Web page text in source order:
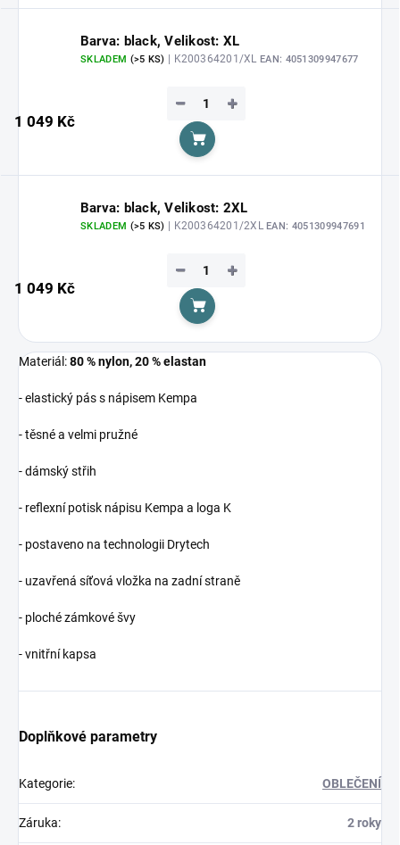
Barva: black, Velikost: XL
SKLADEM (>5 KS) | K200364201/XL EAN: 4051309947677
1 049 Kč
+
−
Do košíku
Barva: black, Velikost: 2XL
SKLADEM (>5 KS) | K200364201/2XLEAN: 4051309947691
1 049 Kč
+
−
Do košíku
Materiál:80 % nylon, 20 % elastan
- elastický pás s nápisem Kempa
- těsné a velmi pružné
- dámský střih
- reflexní potisk nápisu Kempa a loga K
- postaveno na technologii Drytech
- uzavřená síťová vložka na zadní straně
- ploché zámkové švy
- vnitřní kapsa
Doplňkové parametry
Kategorie: OBLEČENÍ
Záruka: 2 roky